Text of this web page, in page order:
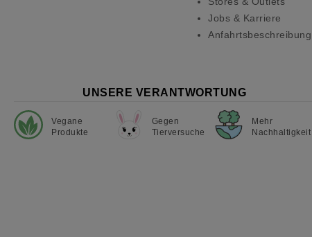
Jobs & Karriere
Anfahrtsbeschreibung
UNSERE VERANTWORTUNG
Vegane
Produkte
Gegen
Tierversuche
Mehr
Nachhaltigkeit